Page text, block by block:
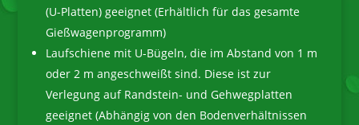
(U-Platten) geeignet (Erhältlich für das gesamte
Gießwagenprogramm)
Laufschiene mit U-Bügeln, die im Abstand von 1 m
oder 2 m angeschweißt sind. Diese ist zur
Verlegung auf Randstein- und Gehwegplatten
geeignet (Abhängig von den Bodenverhältnissen